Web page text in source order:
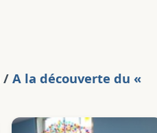
/ A la découverte du «